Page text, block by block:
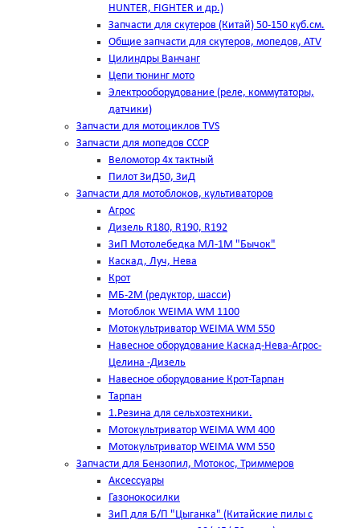
HUNTER, FIGHTER и др.)
Запчасти для скутеров (Китай) 50-150 куб.см.
Общие запчасти для скутеров, мопедов, ATV
Цилиндры Ванчанг
Цепи тюнинг мото
Электрооборудование (реле, коммутаторы,
датчики)
Запчасти для мотоциклов TVS
Запчасти для мопедов СССР
Веломотор 4х тактный
Пилот ЗиД50, ЗиД
Запчасти для мотоблоков, культиваторов
Агрос
Дизель R180, R190, R192
ЗиП Мотолебедка МЛ-1М "Бычок"
Каскад, Луч, Нева
Крот
МБ-2М (редуктор, шасси)
Мотоблок WEIMA WM 1100
Мотокультриватор WEIMA WM 550
Навесное оборудование Каскад-Нева-Агрос-
Целина -Дизель
Навесное оборудование Крот-Тарпан
Тарпан
1.Резина для сельхозтехники.
Мотокультриватор WEIMA WM 400
Мотокультриватор WEIMA WM 550
Запчасти для Бензопил, Мотокос, Триммеров
Аксессуары
Газонокосилки
ЗиП для Б/П "Цыганка" (Китайские пилы с